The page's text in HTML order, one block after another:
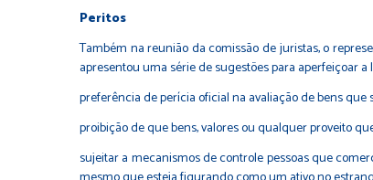
Peritos
Também na reunião da comissão de juristas, o
apresentou uma série de sugestões para aperfeiçoar
preferência de perícia oficial na avaliação de bens
proibição de que bens, valores ou qualquer proveito
sujeitar a mecanismos de controle pessoas que